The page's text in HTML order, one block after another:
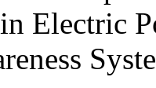
Electric